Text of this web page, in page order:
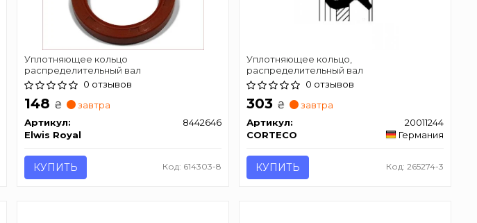
Уплотняющее кольцо
распределительный вал
0 отзывов
148 ₴
завтра
Артикул:
8442646
Elwis Royal
КУПИТЬ Код: 614303-8
Уплотняющее кольцо,
распределительный вал
0 отзывов
303 ₴
завтра
Артикул:
20011244
CORTECO
Германия
КУПИТЬ Код: 265274-3